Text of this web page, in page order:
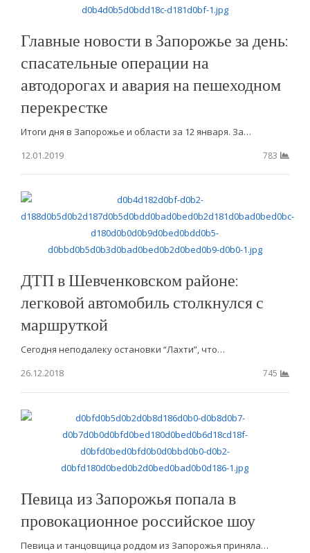
Главные новости в Запорожье за день:
спасательные операции на
автодорогах и авария на пешеходном
перекрестке
Итоги дня в Запорожье и области за 12 января. За…
12.01.2019
783
ДТП в Шевченковском районе:
легковой автомобиль столкнулся с
маршруткой
Сегодня неподалеку остановки “Лахти”, что…
26.12.2018
745
Певица из Запорожья попала в
провокационное российское шоу
Певица и танцовщица роддом из Запорожья приняла…